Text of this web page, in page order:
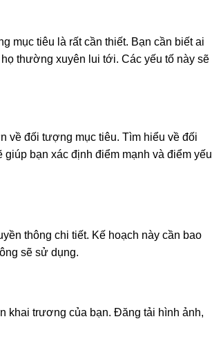
mục tiêu là rất cần thiết. Bạn cần biết ai
thường xuyên lui tới. Các yếu tố này sẽ
về đối tượng mục tiêu. Tìm hiểu về đối
bạn xác định điểm mạnh và điểm yếu
thông chi tiết. Kế hoạch này cần bao
sẽ sử dụng.
khai trương của bạn. Đăng tải hình ảnh,